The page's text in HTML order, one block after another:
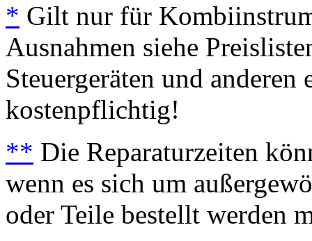
* Gilt nur für
Ausnahmen siehe
Steuergeräten und
kostenpflichtig!
** Die Reparaturzeiten
wenn es sich um
oder Teile bestellt werden